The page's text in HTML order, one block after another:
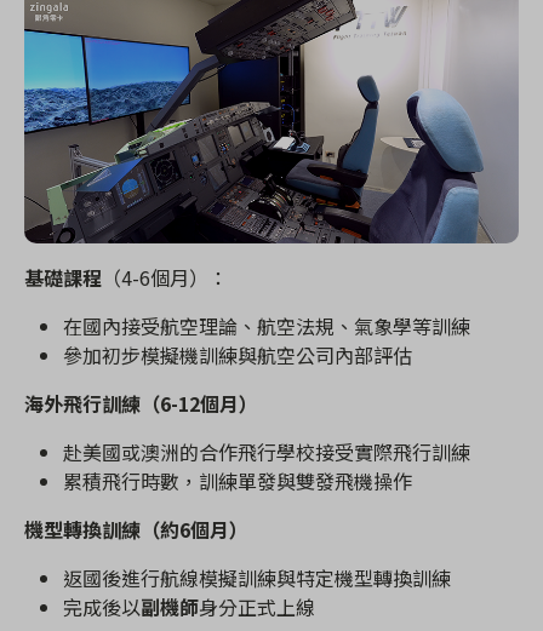
基礎課程 （4-6個月）：
在國內接受航空理論、航空法規、氣象學等訓練
參加初步模擬機訓練與航空公司內部評估
海外飛行訓練（6-12個月）
赴美國或澳洲的合作飛行學校接受實際飛行訓練
累積飛行時數，訓練單發與雙發飛機操作
機型轉換訓練（約6個月）
返國後進行航線模擬訓練與特定機型轉換訓練
完成後以副機師身分正式上線